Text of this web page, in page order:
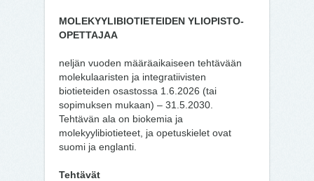
MOLEKYYLIBIOTIETEIDEN YLIOPISTO-
OPETTAJAA
neljän vuoden määräaikaiseen tehtävään
molekulaaristen ja integratiivisten
biotieteiden osastossa 1.6.2026 (tai
sopimuksen mukaan) – 31.5.2030.
Tehtävän ala on biokemia ja
molekyylibiotieteet, ja opetuskielet ovat
suomi ja englanti.
Tehtävät